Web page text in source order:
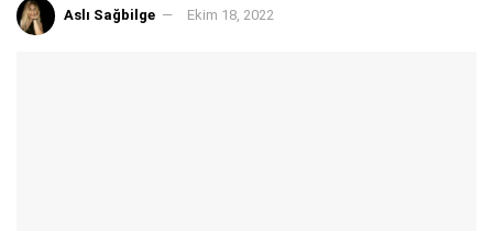
Aslı Sağbilge Ekim 18, 2022